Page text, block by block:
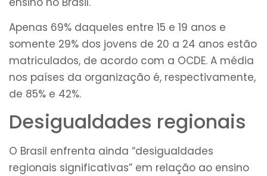
Apenas 69% daqueles entre 15 e 19 anos e
somente 29% dos jovens de 20 a 24 anos estão
matriculados, de acordo com a OCDE. A média
nos países da organização é, respectivamente,
de 85% e 42%.
Desigualdades regionais
O Brasil enfrenta ainda “desigualdades
regionais significativas” em relação ao ensino